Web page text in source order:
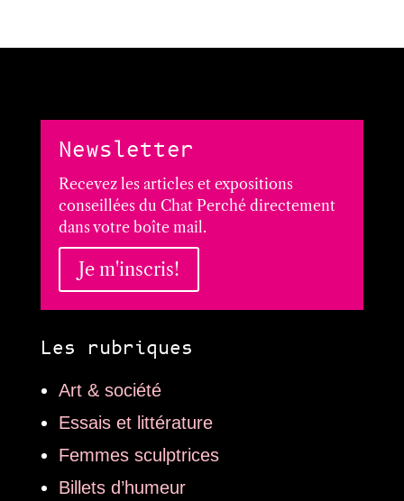
Newsletter
Recevez les articles et expositions
conseillées du Chat Perché directement
dans votre boîte mail.
Je m'inscris!
Les rubriques
Art & société
Essais et littérature
Femmes sculptrices
Billets d’humeur